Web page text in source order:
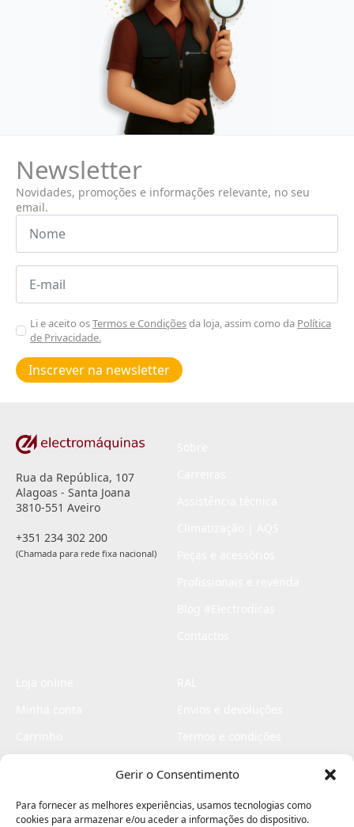
Gerir o Consentimento
Para fornecer as melhores experiências, usamos tecnologias como
cookies para armazenar e/ou aceder a informações do dispositivo.
Newsletter
Novidades, promoções e informações relevante, no seu
email.
Nome
Email
Aceitar
Poiticas
de
privacidade
Li e aceito osTermos e Condiçõesda loja, assim como da Política
de Privacidade.
Inscrever na newsletter
Rua da República, 107
Alagoas - Santa Joana
3810-551 Aveiro
+351 234 302 200
(Chamada para rede fixa nacional)
Livro de elogios